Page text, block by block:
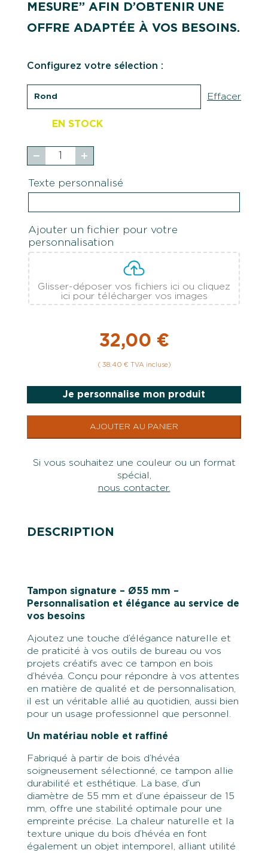
MESURE” AFIN D’OBTENIR UNE
OFFRE ADAPTÉE À VOS BESOINS.
Configurez votre sélection :
Effacer
EN STOCK
Texte personnalisé
Ajouter un fichier pour votre
personnalisation
Glisser-déposer vos fichiers ici ou cliquez
ici pour télécharger vos images
quantité
de
Tampon
signature
Ø55
mm
32,00 €
( 38.40 € TVA incluse)
Je personnalise mon produit
AJOUTER AU PANIER
Si vous souhaitez une couleur ou un format
spécial,
nous contacter.
DESCRIPTION
Tampon signature – Ø55 mm –
Personnalisation et élégance au service de
vos besoins
Ajoutez une touche d’élégance naturelle et
de praticité à vos outils de bureau ou vos
projets créatifs avec ce tampon en bois
d’hévéa. Conçu pour répondre à vos attentes
en matière de qualité et de personnalisation,
il est un véritable allié au quotidien, aussi bien
pour un usage professionnel que personnel.
Un matériau noble et raffiné
Fabriqué à partir de bois d’hévéa
soigneusement sélectionné, ce tampon allie
durabilité et esthétique. La base, d’un
diamètre de 55 mm et d’une épaisseur de 15
mm, offre une stabilité optimale pour une
empreinte précise. La chaleur naturelle et la
texture unique du bois d’hévéa en font
également un objet intemporel, alliant utilité